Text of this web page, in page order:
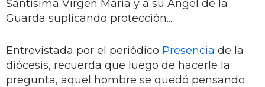
Santísima Virgen María y a su Ángel de la
Guarda suplicando protección...
Entrevistada por el periódico Presencia de la
diócesis, recuerda que luego de hacerle la
pregunta, aquel hombre se quedó pensando